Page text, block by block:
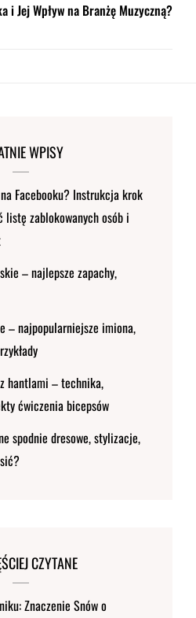
i Jej Wpływ na Branżę Muzyczną?
WPISY
Facebooku? Instrukcja krok
listę zablokowanych osób i
– najlepsze zapachy,
– najpopularniejsze imiona,
hantlami – technika,
ćwiczenia bicepsów
spodnie dresowe, stylizacje,
CZYTANE
Znaczenie Snów o